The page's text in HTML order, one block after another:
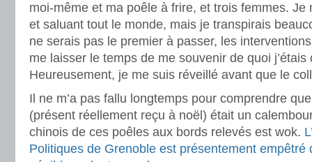
moi-même et ma poêle à frire, et trois femmes. Je
et saluant tout le monde, mais je transpirais
ne serais pas le premier à passer, les
me laisser le temps de me souvenir de quoi j’étais
Heureusement, je me suis réveillé avant que le
Il ne m’a pas fallu longtemps pour comprendre
(présent réellement reçu à noël) était un
chinois de ces poêles aux bords relevés est wok.
Politiques de Grenoble est présentement empêtré